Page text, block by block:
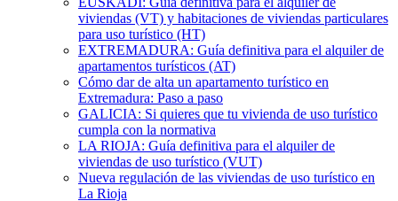
viviendas (VT) y habitaciones de viviendas particulares
para uso turístico (HT)
EXTREMADURA: Guía definitiva para el alquiler de
apartamentos turísticos (AT)
Cómo dar de alta un apartamento turístico en
Extremadura: Paso a paso
GALICIA: Si quieres que tu vivienda de uso turístico
cumpla con la normativa
LA RIOJA: Guía definitiva para el alquiler de
viviendas de uso turístico (VUT)
Nueva regulación de las viviendas de uso turístico en
La Rioja